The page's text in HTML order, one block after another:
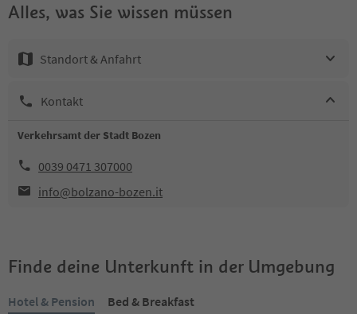
Alles, was Sie wissen müssen
Standort & Anfahrt
Kontakt
Verkehrsamt der Stadt Bozen
0039 0471 307000
info@bolzano-bozen.it
Finde deine Unterkunft in der Umgebung
Hotel & Pension
Bed & Breakfast